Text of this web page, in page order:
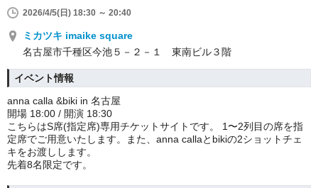
2026/4/5(日) 18:30 ～ 20:40
ミカツキ imaike square
名古屋市千種区今池５－２－１ 東南ビル３階
イベント情報
anna calla &biki in 名古屋
開場 18:00 / 開演 18:30
こちらはS席(指定席)専用チケットサイトです。 1〜2列目の席を指
定席でご用意いたします。また、anna callaとbikiの2ショットチェ
キをお渡しします。
先着8名限定です。